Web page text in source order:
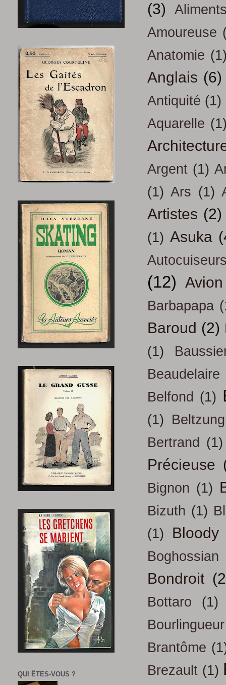
(3)
Amoureuse
Anatomie
Anglais (6)
Antiquité (1)
Aquarelle
Argent (1)
(1) Ars (1)
Artistes (2)
(1) Asuka
(12) Avion
Barbapapa
Baroud (2)
(1)
Beaudelaire
Belfond (1)
(1) Beltzung
Bertrand (1)
Précieuse
Bignon (1)
Bizuth (1)
(1)
Bloody
Boghossian
Bondroit
Bottaro
(1)
Bourlingueur
Brantôme
Brezault (1)
QUI ÊTES-VOUS ?